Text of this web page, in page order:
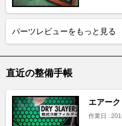
パーツレビューをもっと見る
直近の整備手帳
エアーク
作業日 :